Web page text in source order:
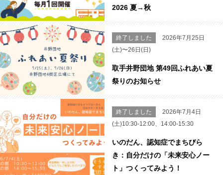
2026 夏→秋
終了しました
2026年7月25日
(土)〜26日(日)
取手井野団地 第49回ふれあい夏
祭りのお知らせ
終了しました
2026年7月4日
(土)10:30-12:00、14:00-15:30
いのだん、認知症でまちびら
き：自分だけの「未来安心ノー
ト」つくってみよう！